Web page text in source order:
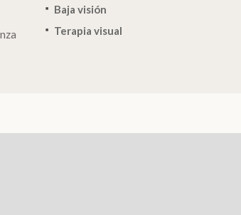
Baja visión
Terapia visual